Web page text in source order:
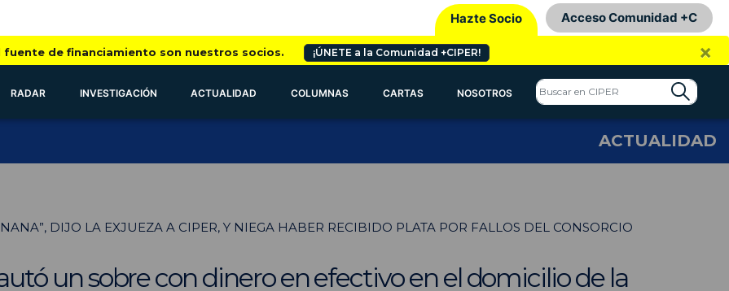
Hazte Socio Acceso Comunidad +C
fuente de financiamiento son nuestros socios. ¡ÚNETE a la Comunidad +CIPER! ×
RADAR INVESTIGACIÓN ACTUALIDAD COLUMNAS CARTAS NOSOTROS
ACTUALIDAD
DIJO LA EXJUEZA A CIPER, Y NIEGA HABER RECIBIDO PLATA POR FALLOS DEL CONSORCIO
un sobre con dinero en efectivo en el domicilio de la